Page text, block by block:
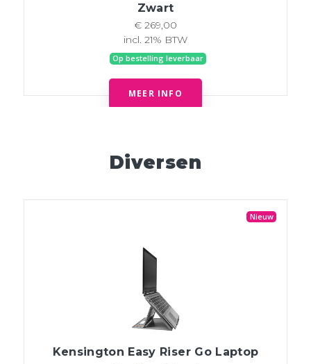
Zwart
€ 269,00
incl. 21% BTW
Op bestelling leverbaar
MEER INFO
Diversen
Nieuw
Kensington Easy Riser Go Laptop